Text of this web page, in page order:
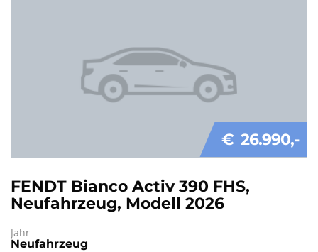
€ 26.990
FENDT Bianco Activ 390 FHS,
Neufahrzeug, Modell 2026
Jahr
Neufahrzeug